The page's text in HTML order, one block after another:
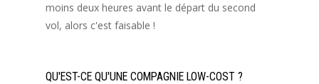
moins deux heures avant le départ du second
vol, alors c'est faisable !
QU'EST-CE QU'UNE COMPAGNIE LOW-COST ?